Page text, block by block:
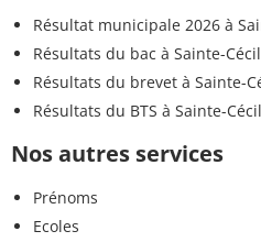
Résultat municipale 2026 à
Résultats du bac à Sainte-
Résultats du brevet à Sainte-
Résultats du BTS à Sainte-
Nos autres services
Prénoms
Ecoles